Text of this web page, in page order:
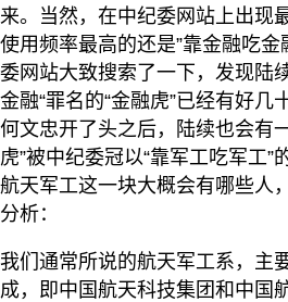
来。当然，在中纪委网站上出现
使用频率最高的还是”靠金融吃金
委网站大致搜索了一下，发现陆
金融“罪名的“金融虎”已经有好几
何文忠开了头之后，陆续也会有
虎”被中纪委冠以“靠军工吃军工”
航天军工这一块大概会有哪些人
分析：
我们通常所说的航天军工系，主
成，即中国航天科技集团和中国